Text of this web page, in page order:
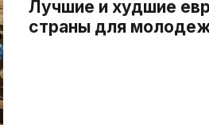
Лучшие и худшие
страны для